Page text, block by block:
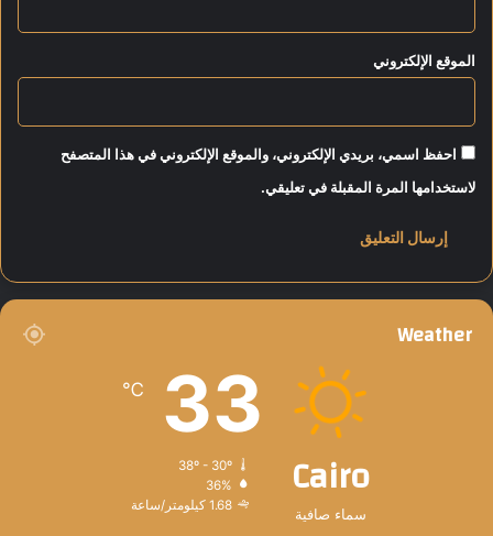
الموقع الإلكتروني
احفظ اسمي، بريدي الإلكتروني، والموقع الإلكتروني في هذا المتصفح
لاستخدامها المرة المقبلة في تعليقي.
Weather
Cairo
سماء صافية
33
℃
38º - 30º
36%
1.68 كيلومتر/ساعة